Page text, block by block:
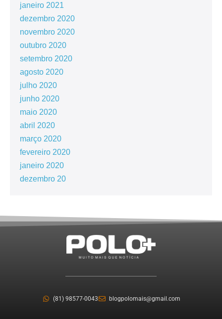
janeiro 2021
dezembro 2020
novembro 2020
outubro 2020
setembro 2020
agosto 2020
julho 2020
junho 2020
maio 2020
abril 2020
março 2020
fevereiro 2020
janeiro 2020
dezembro 20
(81) 98577-0043 blogpolomais@gmail.com